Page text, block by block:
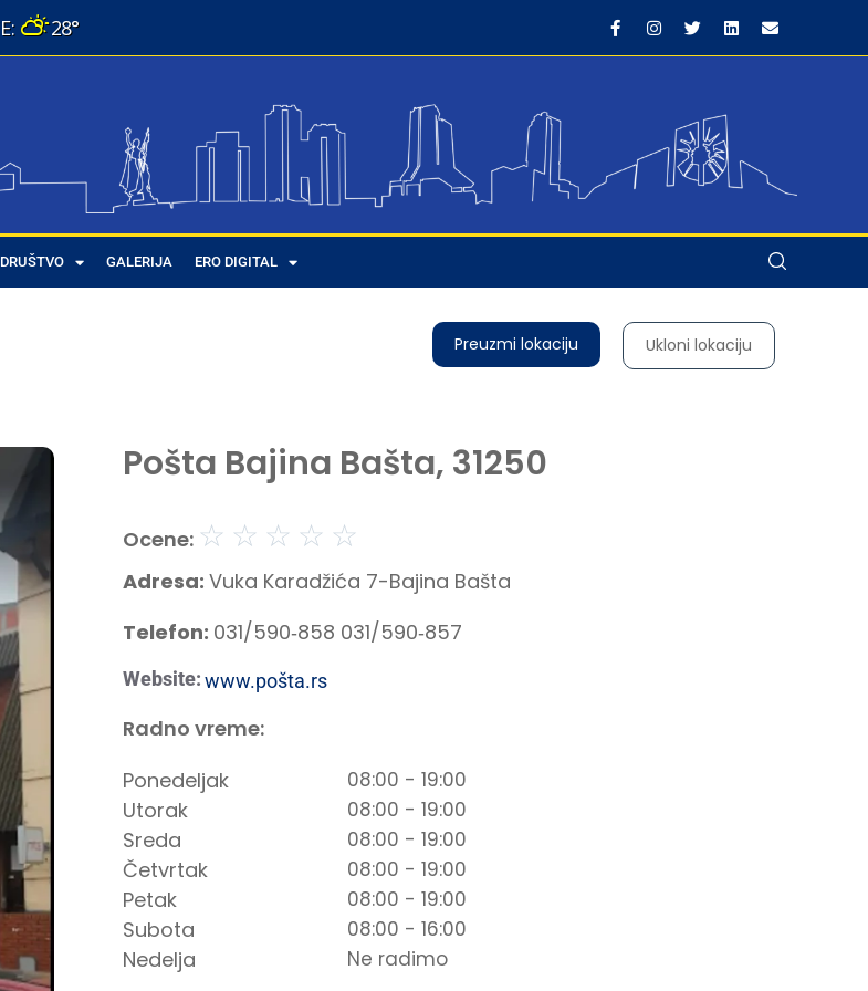
28°
DRUŠTVO GALERIJA ERO DIGITAL
Preuzmi lokaciju Ukloni lokaciju
Pošta Bajina Bašta, 31250
Ocene: ☆ ☆ ☆ ☆ ☆
Adresa: Vuka Karadžića 7-Bajina Bašta
Telefon: 031/590‑858 031/590‑857
Website:www.pošta.rs
Radno vreme:
Ponedeljak
Utorak
Sreda
Četvrtak
Petak
Subota
Nedelja
08:00 - 19:00
08:00 - 19:00
08:00 - 19:00
08:00 - 19:00
08:00 - 19:00
08:00 - 16:00
Ne radimo